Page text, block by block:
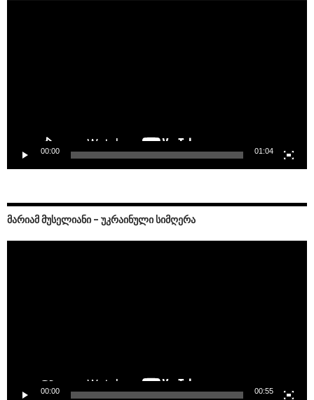
00:00 01:04
ᲛᲐᲠᲘᲐᲛ ᲛᲣᲡᲔᲚᲘᲐᲜᲘ – ᲣᲙᲠᲐᲘᲜᲣᲚᲘ ᲡᲘᲛᲦᲔᲠᲐ
00:00 00:55